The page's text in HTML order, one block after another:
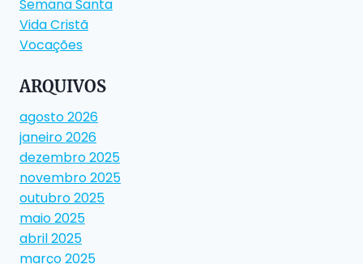
Semana Santa
Vida Cristã
Vocações
ARQUIVOS
agosto 2026
janeiro 2026
dezembro 2025
novembro 2025
outubro 2025
maio 2025
abril 2025
março 2025